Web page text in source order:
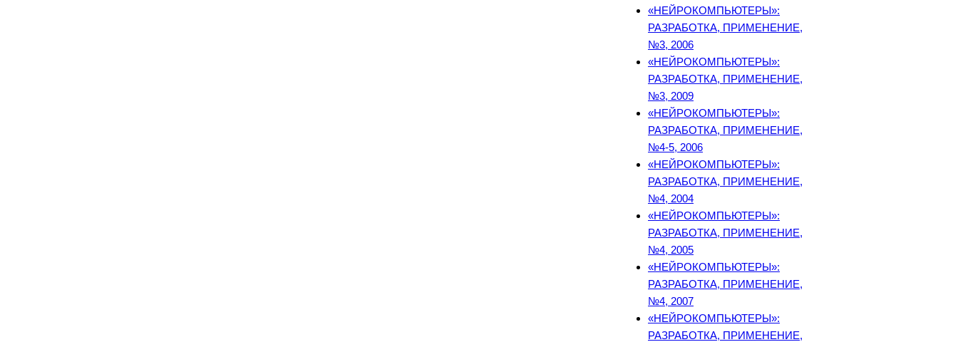
«НЕЙРОКОМПЬЮТЕРЫ»:
РАЗРАБОТКА, ПРИМЕНЕНИЕ,
№3, 2006
«НЕЙРОКОМПЬЮТЕРЫ»:
РАЗРАБОТКА, ПРИМЕНЕНИЕ,
№3, 2009
«НЕЙРОКОМПЬЮТЕРЫ»:
РАЗРАБОТКА, ПРИМЕНЕНИЕ,
№4-5, 2006
«НЕЙРОКОМПЬЮТЕРЫ»:
РАЗРАБОТКА, ПРИМЕНЕНИЕ,
№4, 2004
«НЕЙРОКОМПЬЮТЕРЫ»:
РАЗРАБОТКА, ПРИМЕНЕНИЕ,
№4, 2005
«НЕЙРОКОМПЬЮТЕРЫ»:
РАЗРАБОТКА, ПРИМЕНЕНИЕ,
№4, 2007
«НЕЙРОКОМПЬЮТЕРЫ»:
РАЗРАБОТКА, ПРИМЕНЕНИЕ,